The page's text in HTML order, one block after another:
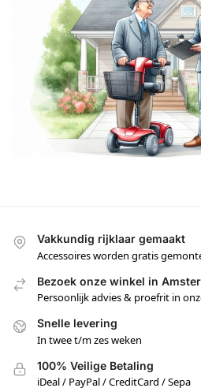
Vakkundig rijklaar gemaakt
Accessoires worden gratis
Bezoek onze winkel in
Persoonlijk advies & proefrit in
Snelle levering
In twee t/m zes weken
100% Veilige Betaling
iDeal / PayPal / CreditCard / Sepa